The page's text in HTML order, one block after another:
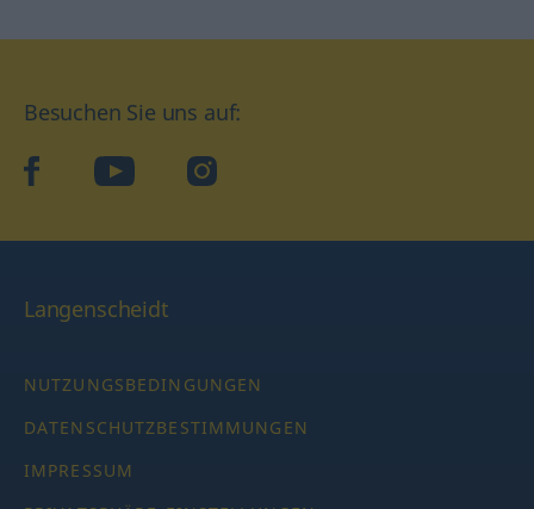
Besuchen Sie uns auf:
facebookYouTube Instagram
Langenscheidt
NUTZUNGSBEDINGUNGEN
DATENSCHUTZBESTIMMUNGEN
IMPRESSUM